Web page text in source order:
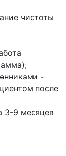
чистоты
-
после
3-9 месяцев